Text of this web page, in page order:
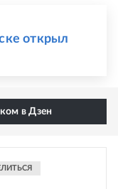
открыл
в Дзен